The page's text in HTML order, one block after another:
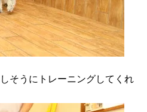
そうにトレーニングしてくれ